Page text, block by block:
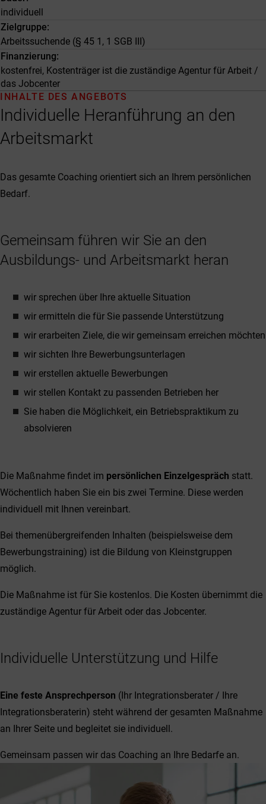
individuell
Zielgruppe
Arbeitssuchende (§ 45 1, 1 SGB III)
Finanzierung
kostenfrei, Kostenträger ist die zuständige Agentur für Arbeit /
das Jobcenter
Individuelle Heranführung an den
Arbeitsmarkt
INHALTE DES ANGEBOTS
Das gesamte Coaching orientiert sich an Ihrem persönlichen
Bedarf.
Gemeinsam führen wir Sie an den
Ausbildungs- und Arbeitsmarkt heran
wir sprechen über Ihre aktuelle Situation
wir ermitteln die für Sie passende Unterstützung
wir erarbeiten Ziele, die wir gemeinsam erreichen möchten
wir sichten Ihre Bewerbungsunterlagen
wir erstellen aktuelle Bewerbungen
wir stellen Kontakt zu passenden Betrieben her
Sie haben die Möglichkeit, ein Betriebspraktikum zu
absolvieren
Die Maßnahme findet im persönlichen Einzelgespräch statt.
Wöchentlich haben Sie ein bis zwei Termine. Diese werden
individuell mit Ihnen vereinbart.
Bei themenübergreifenden Inhalten (beispielsweise dem
Bewerbungstraining) ist die Bildung von Kleinstgruppen
möglich.
Die Maßnahme ist für Sie kostenlos. Die Kosten übernimmt die
zuständige Agentur für Arbeit oder das Jobcenter.
Individuelle Unterstützung und Hilfe
Eine feste Ansprechperson (Ihr Integrationsberater / Ihre
Integrationsberaterin) steht während der gesamten Maßnahme
an Ihrer Seite und begleitet sie individuell.
Gemeinsam passen wir das Coaching an Ihre Bedarfe an.